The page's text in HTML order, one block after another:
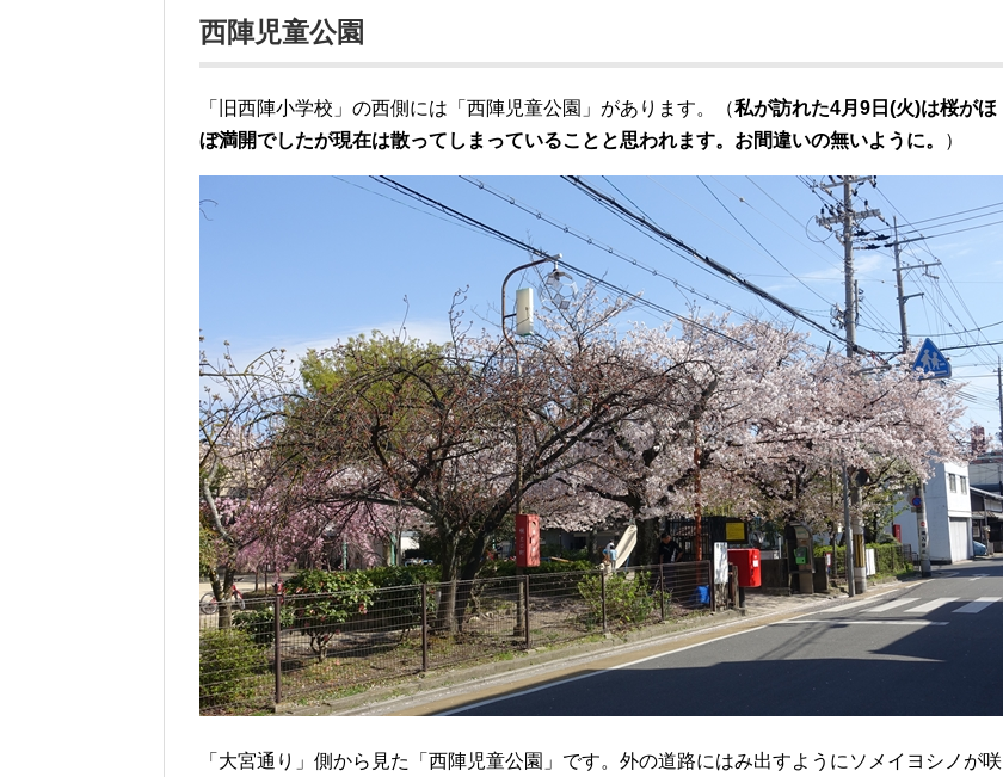
西陣児童公園
「旧西陣小学校」の西側には「西陣児童公園」があります。（私が訪れた4月9日(火)は桜がほ
ぼ満開でしたが現在は散ってしまっていることと思われます。お間違いの無いように。
）
「大宮通り」側から見た「西陣児童公園」です。外の道路にはみ出すようにソメイヨシノが咲